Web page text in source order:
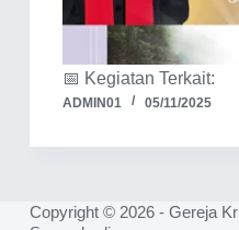
📅 Kegiatan Terkait:
ADMIN01 05/11/2025
Copyright © 2026 - Gereja